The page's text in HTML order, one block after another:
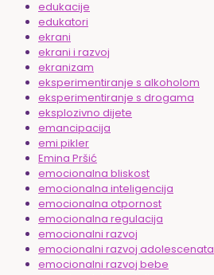
edukacije
edukatori
ekrani
ekrani i razvoj
ekranizam
eksperimentiranje s alkoholom
eksperimentiranje s drogama
eksplozivno dijete
emancipacija
emi pikler
Emina Pršić
emocionalna bliskost
emocionalna inteligencija
emocionalna otpornost
emocionalna regulacija
emocionalni razvoj
emocionalni razvoj adolescenata
emocionalni razvoj bebe